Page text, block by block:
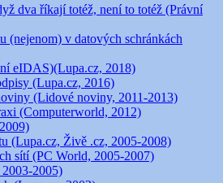
dva říkají totéž, není to totéž (Právní
(nejenom) v datových schránkách
eIDAS)(Lupa.cz, 2018)
(Lupa.cz, 2016)
(Lidové noviny, 2011-2013)
(Computerworld, 2012)
(Lupa.cz, Živě .cz, 2005-2008)
sítí (PC World, 2005-2007)
2005)